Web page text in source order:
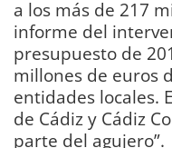
a los más de 217
informe del
presupuesto de
millones de euros
entidades locales.
de Cádiz y Cádiz
parte del agujero”.